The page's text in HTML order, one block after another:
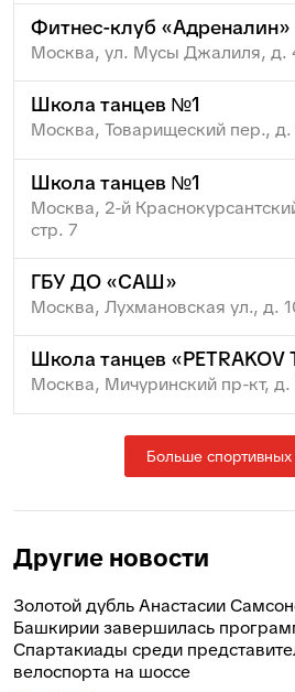
Фитнес-клуб «Адреналин»
Москва, ул. Мусы Джалиля, д.
Школа танцев №1
Москва, Товарищеский пер., д.
Школа танцев №1
Москва, 2-й
стр. 7
ГБУ ДО «САШ»
Москва, Лухмановская ул., д.
Школа танцев «PETRAKOV
Москва, Мичуринский пр-кт, д.
Больше
Другие новости
Золотой дубль Анастасии
Башкирии завершилась
Спартакиады среди
велоспорта на шоссе